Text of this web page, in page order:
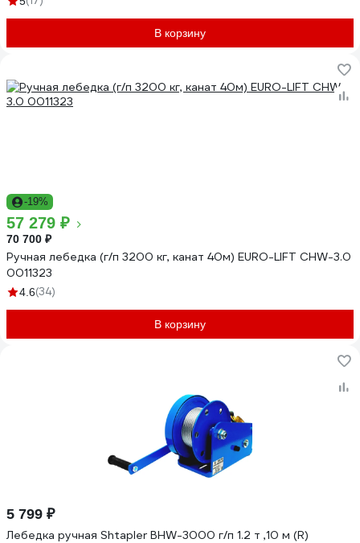
В корзину
-19%
57 279 ₽
70 700 ₽
Ручная лебедка (г/п 3200 кг, канат 40м) EURO-LIFT CHW-3.0
0011323
4.6(34)
В корзину
5 799 ₽
Лебедка ручная Shtapler BHW-3000 г/п 1.2 т ,10 м (R)